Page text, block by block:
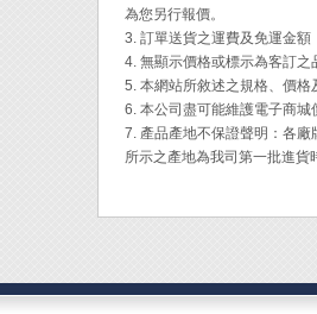
◆ 專為
絲。
◆ 高槓
◆ 鉗
的剪
◆ 特殊
為您另行報價。
3. 訂單送貨之運費及免運金
4. 無顯示價格或標示為客訂
5. 本網站所敘述之規格、價
6. 本公司盡可能維護電子商
7. 產品產地不保證聲明：各
所示之產地為我司第一批進